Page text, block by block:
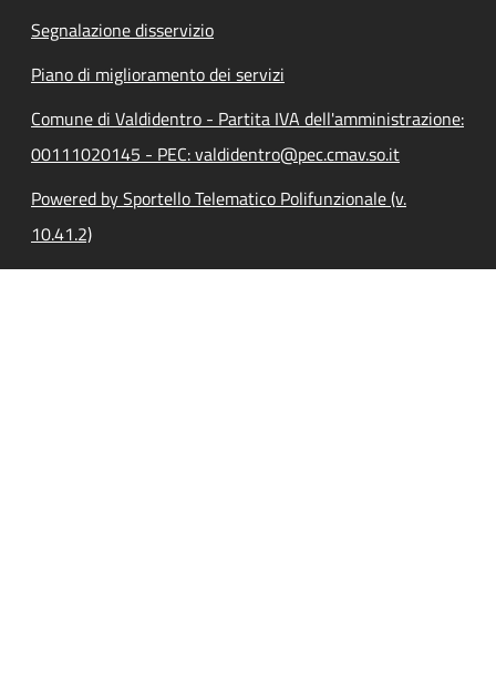
Segnalazione disservizio
Piano di miglioramento dei servizi
Comune di Valdidentro - Partita IVA dell'amministrazione:
00111020145 - PEC: valdidentro@pec.cmav.so.it
Powered by Sportello Telematico Polifunzionale (v.
10.41.2)